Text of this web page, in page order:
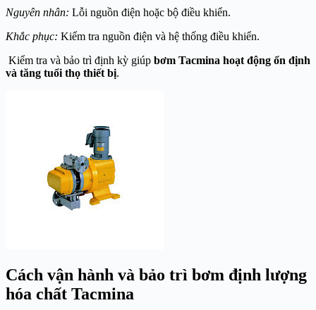
Nguyên nhân: Lỗi nguồn điện hoặc bộ điều khiển.
Khắc phục: Kiểm tra nguồn điện và hệ thống điều khiển.
Kiểm tra và bảo trì định kỳ giúp bơm Tacmina hoạt động ổn định
và tăng tuổi thọ thiết bị.
Cách vận hành và bảo trì bơm định lượng
hóa chất Tacmina